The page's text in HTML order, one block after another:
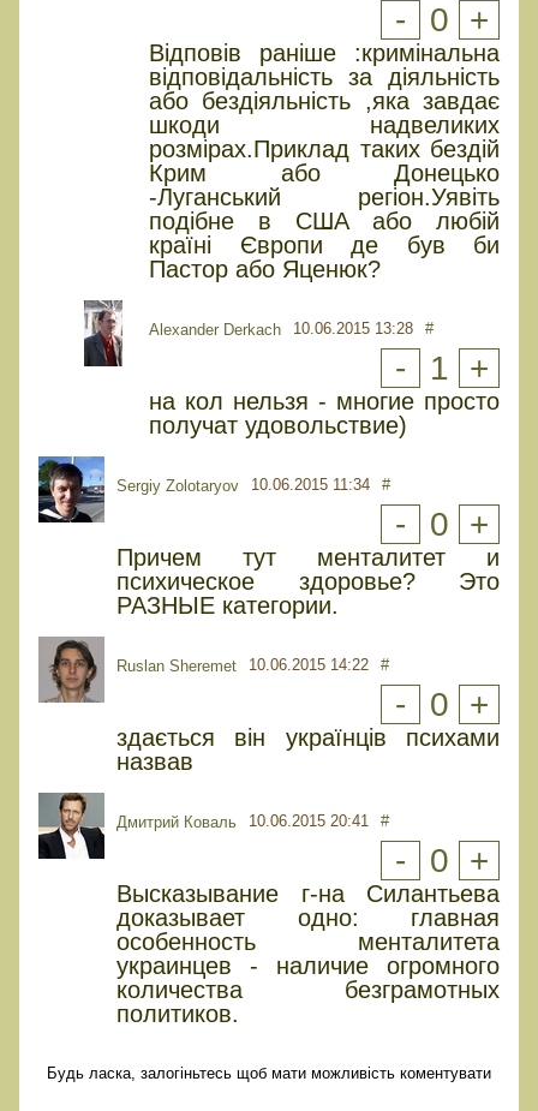
- 0 +
Відповів раніше :кримінальна
відповідальність за діяльність
або бездіяльність ,яка завдає
шкоди надвеликих
розмірах.Приклад таких бездій
Крим або Донецько
-Луганський регіон.Уявіть
подібне в США або любій
країні Європи де був би
Пастор або Яценюк?
Alexander Derkach 10.06.2015 13:28 #
- 1 +
на кол нельзя - многие просто
получат удовольствие)
Sergiy Zolotaryov 10.06.2015 11:34 #
- 0 +
Причем тут менталитет и
психическое здоровье? Это
РАЗНЫЕ категории.
Ruslan Sheremet 10.06.2015 14:22 #
- 0 +
здається він українців психами
назвав
Дмитрий Коваль 10.06.2015 20:41 #
- 0 +
Высказывание г-на Силантьева
доказывает одно: главная
особенность менталитета
украинцев - наличие огромного
количества безграмотных
политиков.
Будь ласка, залогіньтесь щоб мати можливість коментувати